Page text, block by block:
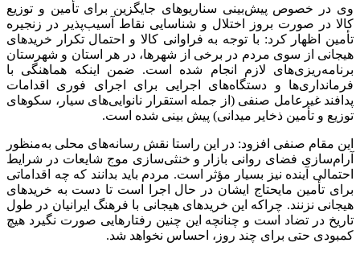
وی در خصوص پیش‌بینی سناریوهای جایگزین برای تأمین و توزیع
کالا در صورت بروز اختلال و شناسایی نقاط آسیب‌پذیر در زنجیره
تأمین اظهار کرد: با توجه به فراوانی کالا و احتمال تکرار خریدهای
هیجانی از سوی مردم در برخی از شهرها، در هر استان و شهرستان
برنامه‌ریزی‌های لازم انجام شده است. ضمن اینکه هماهنگی با
فرمانداری‌ها و دستگاه‌های اجرایی برای اجرای فوری اقدامات
پدافند غیرعامل صنفی (از جمله استقرار نانوایی‌های سیار، سکوهای
توزیع و تأمین ذخایر میدانی) پیش بینی شده است.
این مقام صنفی افزود: در این راستا نقش رسانه‌های محلی به‌منظور
آرام‌سازی فضای روانی بازار و خنثی‌سازی موج شایعات در شرایط
احتمالی آینده نیز بسیار مؤثر است. مردم باید بدانند که چه اقداماتی
برای تأمین مایحتاج ایشان در حال اجرا است تا دست به خریدهای
هیجانی نزنند. چراکه این خریدهای هیجانی با فرهنگ ایرانیان در طول
تاریخ در تضاد است و چنانچه این چنین رفتارهایی صورت نگیرد هیچ
کمبودی حتی برای چند روز، احساس نخواهد شد.